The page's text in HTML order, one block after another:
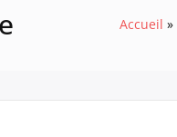
Accueil